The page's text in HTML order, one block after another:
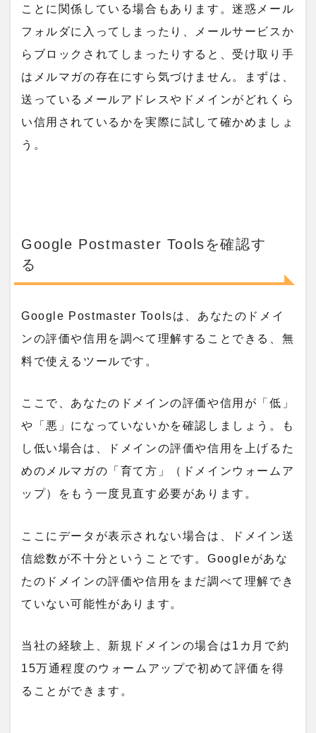
ことに関係している場合もあります。迷惑メール
フォルダに入ってしまったり、メールサービスか
らブロックされてしまったりすると、受け取り手
はメルマガの存在にすら気づけません。まずは、
送っているメールアドレスやドメインがどれくら
い信用されているかを実際に試して確かめましょ
う。
Google Postmaster Toolsを確認す
る
Google Postmaster Toolsは、あなたのドメイ
ンの評価や信用を調べて理解することできる、無
料で使えるツールです。
ここで、あなたのドメインの評価や信用が「低」
や「悪」になっていないかを確認しましょう。も
し低い場合は、ドメインの評価や信用を上げるた
めのメルマガの「育て方」（ドメインウォームア
ップ）をもう一度見直す必要があります。
ここにデータが表示されない場合は、ドメイン送
信総数が不十分ということです。 Googleがあな
たのドメインの評価や信用をまだ調べて理解でき
ていない可能性があります。
当社の経験上、新規ドメインの場合は1カ月で約
15万通程度のウォームアップで初めて評価を得
ることができます。